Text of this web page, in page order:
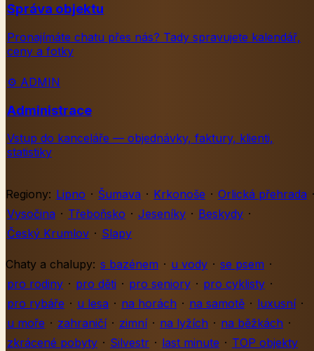
Správa objektu
Pronajímáte chatu přes nás? Tady spravujete kalendář,
ceny a fotky
⚙️ ADMIN
Administrace
Vstup do kanceláře — objednávky, faktury, klienti,
statistiky
Regiony: Lipno · Šumava · Krkonoše · Orlická přehrada ·
Vysočina · Třeboňsko · Jeseníky · Beskydy ·
Český Krumlov · Slapy
Chaty a chalupy: s bazénem · u vody · se psem ·
pro rodiny · pro děti · pro seniory · pro cyklisty ·
pro rybáře · u lesa · na horách · na samotě · luxusní ·
u moře · zahraničí · zimní · na lyžích · na běžkách ·
zkrácené pobyty · Silvestr · last minute · TOP objekty